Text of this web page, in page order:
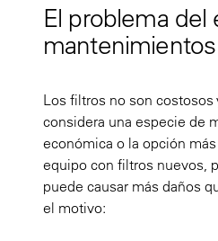
El problema del
mantenimientos
Los filtros no son costosos
considera una especie de
económica o la opción
equipo con filtros nuevos,
puede causar más daños
el motivo: